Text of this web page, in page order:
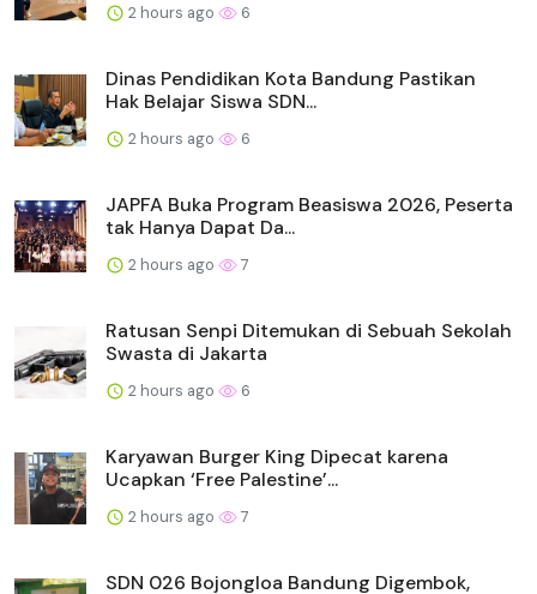
2 hours ago 6
Dinas Pendidikan Kota Bandung Pastikan
Hak Belajar Siswa SDN...
2 hours ago 6
JAPFA Buka Program Beasiswa 2026, Peserta
tak Hanya Dapat Da...
2 hours ago 7
Ratusan Senpi Ditemukan di Sebuah Sekolah
Swasta di Jakarta
2 hours ago 6
Karyawan Burger King Dipecat karena
Ucapkan ‘Free Palestine’...
2 hours ago 7
SDN 026 Bojongloa Bandung Digembok,